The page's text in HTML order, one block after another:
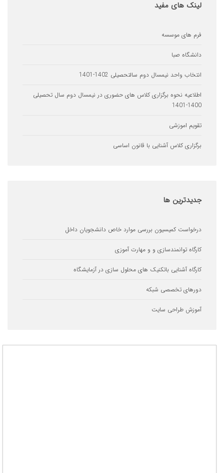
های مفید
موسسه
واحد نیمسال دوم سالتحصیلی 1402-1401
نحوه برگزاری کلاس های حضوری در نیمسال دوم سال تحصیلی
کلاس آشنایی با قانون اساسی
ها
کمیسیون بررسی موارد خاص دانشجویان داخل
توانمندسازی و و مهارت آموزی
آشنایی باتکنیک های محلول سازی در آزمایشگاه
تخصصی شبکه
طراحی سایت